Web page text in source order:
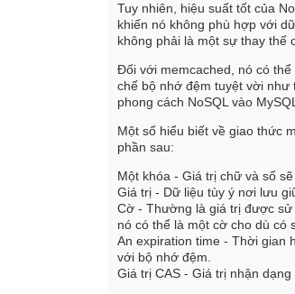
Tuy nhiên, hiệu suất tốt của
khiến nó không phù hợp với
không phải là một sự thay thế
Đối với memcached, nó có
chế bộ nhớ đệm tuyệt vời
phong cách NoSQL vào
Một số hiểu biết về giao thức
phần sau:
Một khóa - Giá trị chữ và số
Giá trị - Dữ liệu tùy ý nơi lưu
Cờ - Thường là giá trị được sử
nó có thể là một cờ cho dù có
Anexpiration time - Thời gian
với bộ nhớ đệm.
Giá trị CAS -Giá trị nhận dạng